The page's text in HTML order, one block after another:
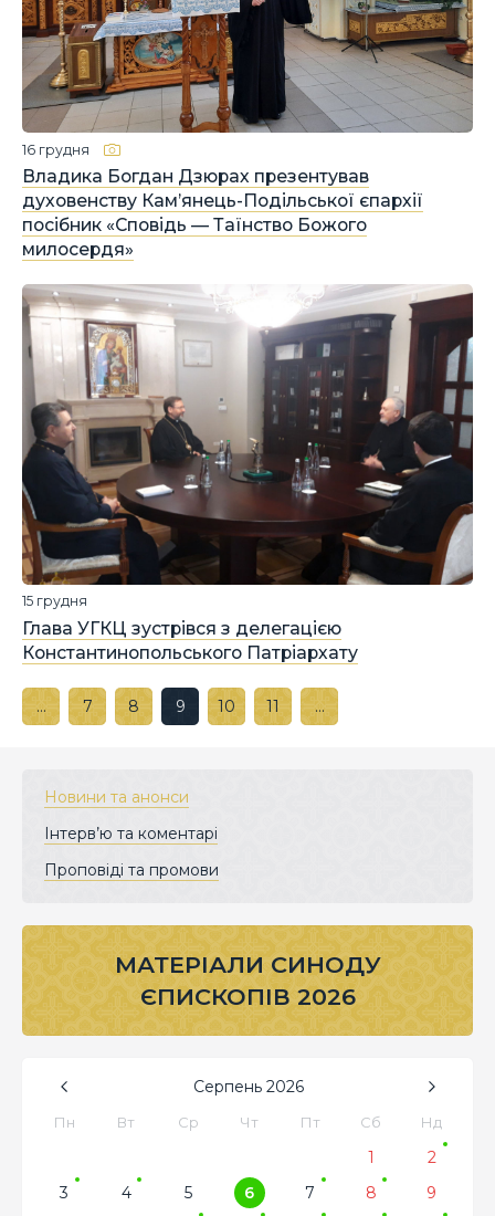
Владика Богдан Дзюрах презентував
духовенству Кам’янець-Подільської єпархії
посібник «Сповідь — Таїнство Божого
милосердя»
16 грудня
Глава УГКЦ зустрівся з делегацією
Константинопольського Патріархату
15 грудня
… 7 8 9 10 11 …
Новини та анонси
Інтерв’ю та коментарі
Проповіді та промови
МАТЕРІАЛИ СИНОДУ
ЄПИСКОПІВ 2026
Серпень 2026
Пн Вт Ср Чт Пт Сб Нд
1
2
3
4 5 6 7 8
9